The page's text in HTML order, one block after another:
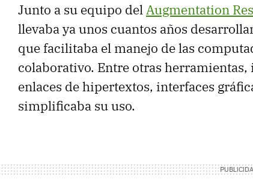
Junto a su equipo delAugmentation
llevaba ya unos cuantos años
que facilitaba el manejo de las
colaborativo. Entre otras
enlaces de hipertextos, interfaces
simplificaba su uso.